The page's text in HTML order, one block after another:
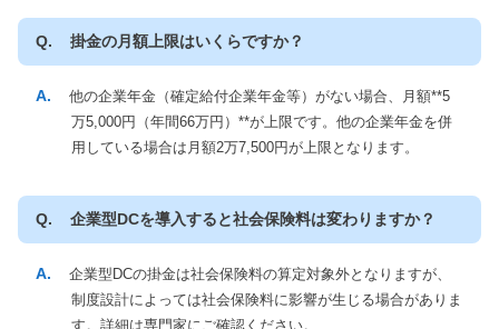
掛金の月額上限はいくらですか？
他の企業年金（確定給付企業年金等）がない場合、月額**5
万5,000円（年間66万円）**が上限です。他の企業年金を併
用している場合は月額2万7,500円が上限となります。
企業型DCを導入すると社会保険料は変わりますか？
企業型DCの掛金は社会保険料の算定対象外となりますが、
制度設計によっては社会保険料に影響が生じる場合がありま
す。詳細は専門家にご確認ください。